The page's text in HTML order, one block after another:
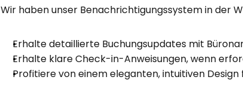
Wir haben unser Benachrichtigungssystem in der
Erhalte detaillierte Buchungsupdates mit
Erhalte klare Check-in-Anweisungen, wenn
Profitiere von einem eleganten, intuitiven